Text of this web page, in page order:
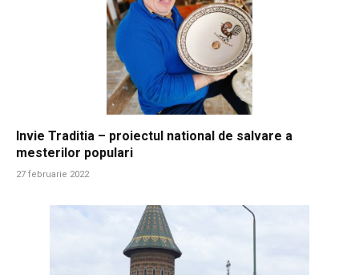
Invie Traditia – proiectul national de salvare a
mesterilor populari
27 februarie 2022